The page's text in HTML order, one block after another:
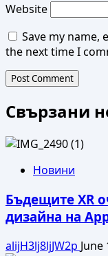
Website
Save my name,
the next time I
Свързани
Новини
Бъдещите XR
дизайна на
alijH3lj8ljJW2p June